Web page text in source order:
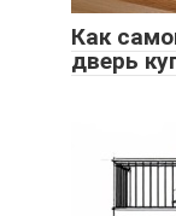
Как
дверь